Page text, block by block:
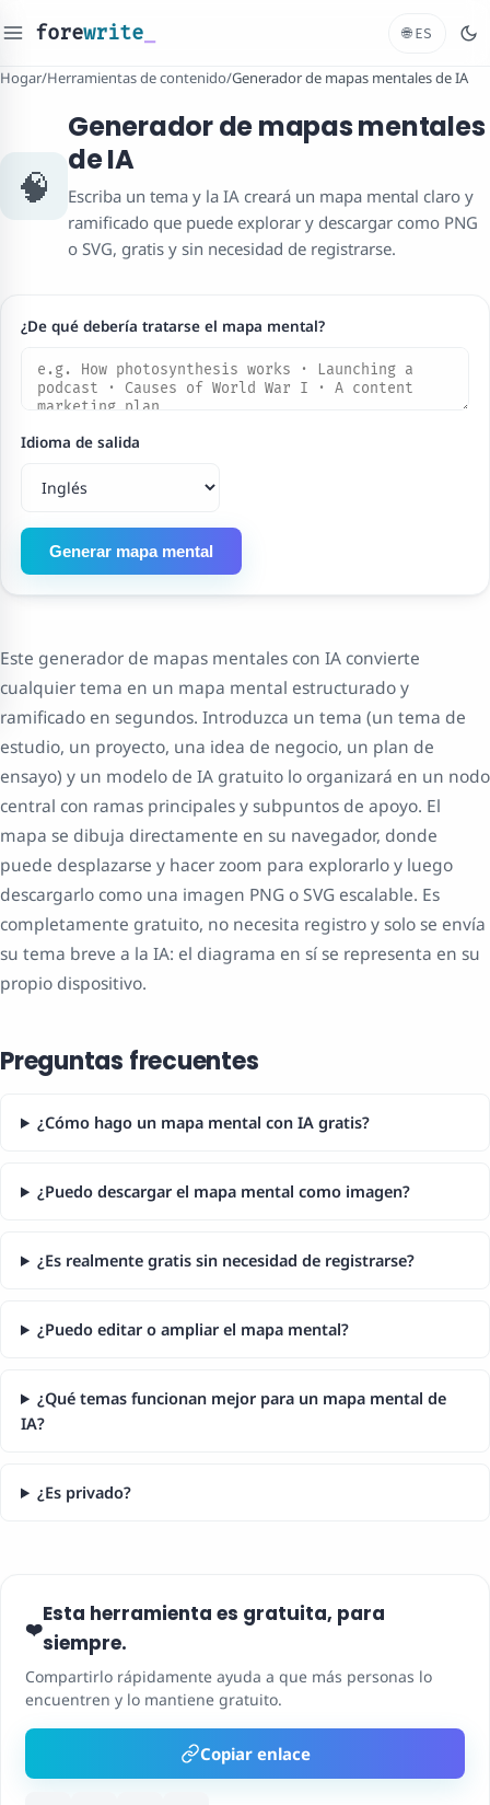
forewrite 🌐 ES
Hogar/Herramientas de contenido/Generador de mapas mentales de IA
🧠
Generador de mapas mentales
de IA
Escriba un tema y la IA creará un mapa mental claro y
ramificado que puede explorar y descargar como PNG
o SVG, gratis y sin necesidad de registrarse.
¿De qué debería tratarse el mapa mental?
Idioma de salida
Generar mapa mental
Este generador de mapas mentales con IA convierte
cualquier tema en un mapa mental estructurado y
ramificado en segundos. Introduzca un tema (un tema de
estudio, un proyecto, una idea de negocio, un plan de
ensayo) y un modelo de IA gratuito lo organizará en un nodo
central con ramas principales y subpuntos de apoyo. El
mapa se dibuja directamente en su navegador, donde
puede desplazarse y hacer zoom para explorarlo y luego
descargarlo como una imagen PNG o SVG escalable. Es
completamente gratuito, no necesita registro y solo se envía
su tema breve a la IA: el diagrama en sí se representa en su
propio dispositivo.
Preguntas frecuentes
¿Cómo hago un mapa mental con IA gratis?
¿Puedo descargar el mapa mental como imagen?
¿Es realmente gratis sin necesidad de registrarse?
¿Puedo editar o ampliar el mapa mental?
¿Qué temas funcionan mejor para un mapa mental de
IA?
¿Es privado?
❤️
Esta herramienta es gratuita, para
siempre.
Compartirlo rápidamente ayuda a que más personas lo
encuentren y lo mantiene gratuito.
Copiar enlace